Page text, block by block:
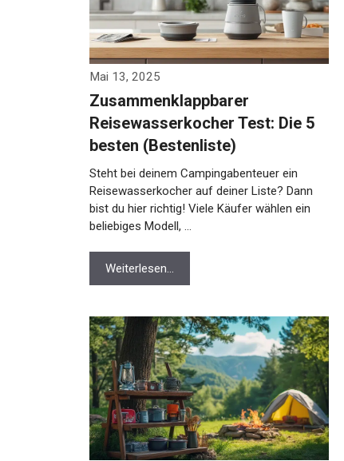
Mai 13, 2025
Zusammenklappbarer
Reisewasserkocher Test: Die 5
besten (Bestenliste)
Steht bei deinem Campingabenteuer ein
Reisewasserkocher auf deiner Liste? Dann
bist du hier richtig! Viele Käufer wählen ein
beliebiges Modell, …
Weiterlesen…